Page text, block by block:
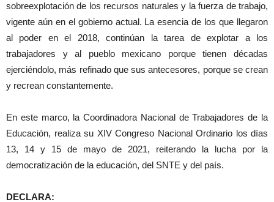
sobreexplotación de los recursos naturales y la fuerza de trabajo,
vigente aún en el gobierno actual. La esencia de los que llegaron
al poder en el 2018, continúan la tarea de explotar a los
trabajadores y al pueblo mexicano porque tienen décadas
ejerciéndolo, más refinado que sus antecesores, porque se crean
y recrean constantemente.
En este marco, la Coordinadora Nacional de Trabajadores de la
Educación, realiza su XIV Congreso Nacional Ordinario los días
13, 14 y 15 de mayo de 2021, reiterando la lucha por la
democratización de la educación, del SNTE y del país.
DECLARA: